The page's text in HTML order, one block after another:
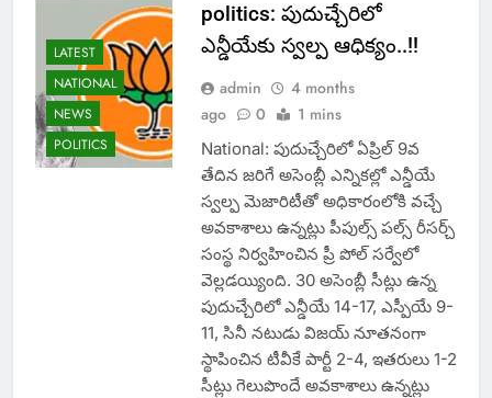
LATEST
NATIONAL
NEWS
POLITICS
politics: పుదుచ్చేరిలో
ఎన్డీయేకు స్వల్ప ఆధిక్యం..!!
admin
4 months
ago
0 1 mins
National: పుదుచ్చేరిలో ఏప్రిల్ 9వ
తేదిన జరిగే అసెంబ్లీ ఎన్నికల్లో ఎన్డీయే
స్వల్ప మెజారిటీతో అధికారంలోకి వచ్చే
అవకాశాలు ఉన్నట్లు పీపుల్స్ పల్స్ రీసర్చ్
సంస్థ నిర్వహించిన ప్రీ పోల్ సర్వేలో
వెల్లడయ్యింది. 30 అసెంబ్లీ సీట్లు ఉన్న
పుదుచ్చేరిలో ఎన్డీయే 14-17, ఎస్పీయే 9-
11, సినీ నటుడు విజయ్ నూతనంగా
స్థాపించిన టీవీకే పార్టీ 2-4, ఇతరులు 1-2
సీట్లు గెలుపొందే అవకాశాలు ఉన్నట్లు